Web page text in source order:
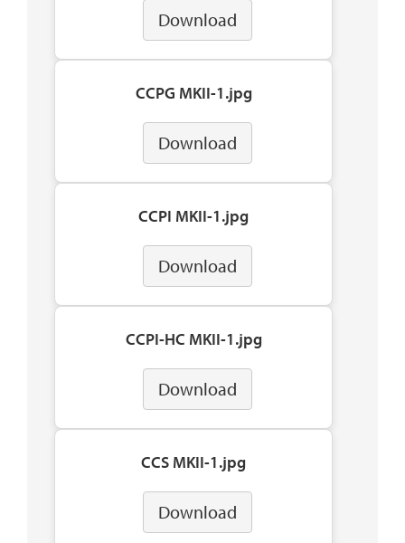
Download
CCPG MKII-1.jpg
Download
CCPI MKII-1.jpg
Download
CCPI-HC MKII-1.jpg
Download
CCS MKII-1.jpg
Download